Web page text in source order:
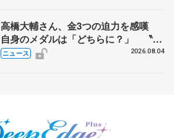
高橋大輔さん、金3つの迫力を感嘆
自身のメダルは「どちらに？」 〝リ
ス兄弟〟オリンピック3連覇の野村忠
ニュース 2026.08.04